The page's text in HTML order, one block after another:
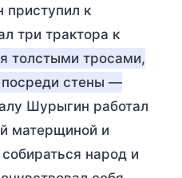
приступил к
три трактора к
толстыми тросами,
стены —
Шурыгин работал
матерщиной и
народ и